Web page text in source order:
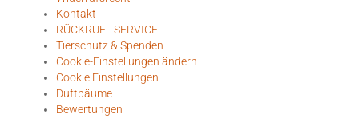
Kontakt
RÜCKRUF - SERVICE
Tierschutz & Spenden
Cookie-Einstellungen ändern
Cookie Einstellungen
Duftbäume
Bewertungen